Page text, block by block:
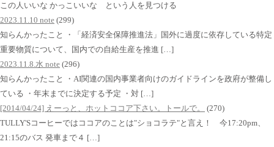
この人いいな かっこいいな という人を見つける
2023.11.10 note (299)
知らんかったこと ・「経済安全保障推進法」国外に過度に依存している特定
重要物質について、国内での自給生産を推進 […]
2023.11.8.水 note (296)
知らんかったこと ・AI関連の国内事業者向けのガイドラインを政府が整備し
ている ・年末までに決定する予定 ・対 […]
[2014/04/24] えーっと、ホットココア下さい。トールで。
(270)
TULLY'Sコーヒーではココアのことは"ショコラテ"と言え！ 今17:20pm、
21:15のバス 発車まで４ […]